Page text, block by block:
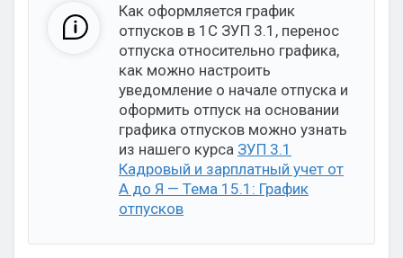
Как оформляется график
отпусков в 1С ЗУП 3.1, перенос
отпуска относительно графика,
как можно настроить
уведомление о начале отпуска и
оформить отпуск на основании
графика отпусков можно узнать
из нашего курса ЗУП 3.1
Кадровый и зарплатный учет от
А до Я — Тема 15.1: График
отпусков